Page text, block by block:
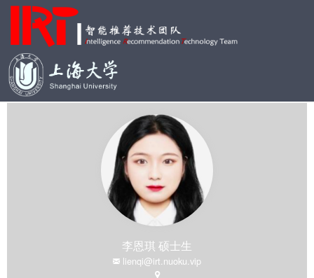
李恩琪 硕士生
lienqi@irt.nuoku.vip